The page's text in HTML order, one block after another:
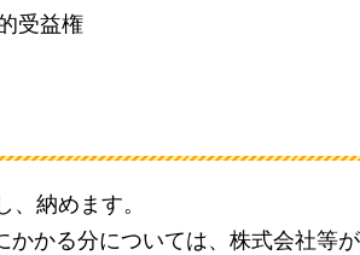
受益権
納めます。
かる分については、株式会社等